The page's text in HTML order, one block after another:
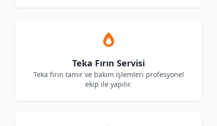
Teka Fırın Servisi
Teka fırın tamir ve bakım işlemleri profesyonel
ekip ile yapılır.